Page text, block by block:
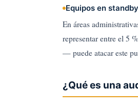
Equipos en
En áreas
representar entre el 5
— puede atacar este
¿Qué es una